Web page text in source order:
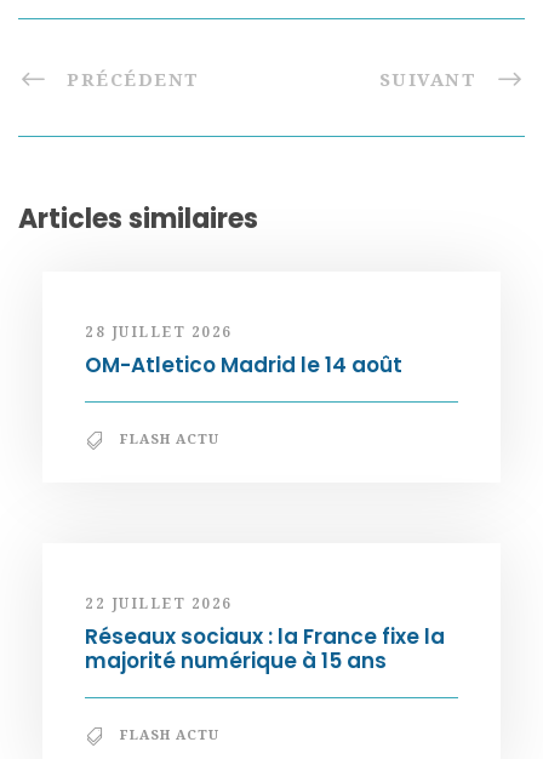
PRÉCÉDENT SUIVANT
Articles similaires
28 JUILLET 2026
OM-Atletico Madrid le 14 août
FLASH ACTU
22 JUILLET 2026
Réseaux sociaux : la France fixe la
majorité numérique à 15 ans
FLASH ACTU